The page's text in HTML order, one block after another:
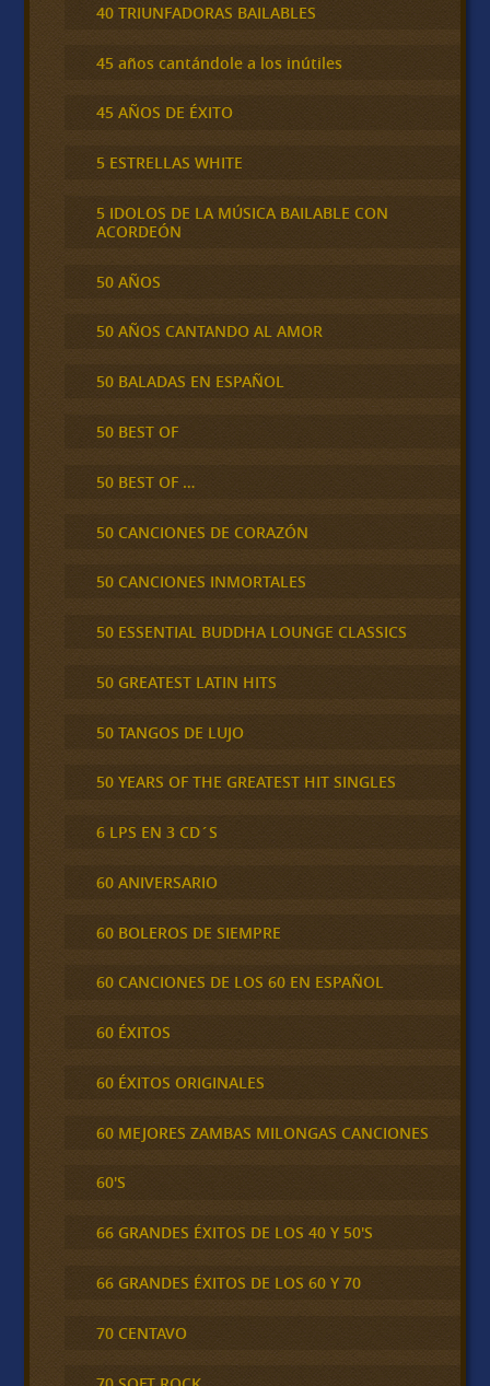
40 TRIUNFADORAS BAILABLES
45 años cantándole a los inútiles
45 AÑOS DE ÉXITO
5 ESTRELLAS WHITE
5 IDOLOS DE LA MÚSICA BAILABLE CON
ACORDEÓN
50 AÑOS
50 AÑOS CANTANDO AL AMOR
50 BALADAS EN ESPAÑOL
50 BEST OF
50 BEST OF …
50 CANCIONES DE CORAZÓN
50 CANCIONES INMORTALES
50 ESSENTIAL BUDDHA LOUNGE CLASSICS
50 GREATEST LATIN HITS
50 TANGOS DE LUJO
50 YEARS OF THE GREATEST HIT SINGLES
6 LPS EN 3 CD´S
60 ANIVERSARIO
60 BOLEROS DE SIEMPRE
60 CANCIONES DE LOS 60 EN ESPAÑOL
60 ÉXITOS
60 ÉXITOS ORIGINALES
60 MEJORES ZAMBAS MILONGAS CANCIONES
60'S
66 GRANDES ÉXITOS DE LOS 40 Y 50'S
66 GRANDES ÉXITOS DE LOS 60 Y 70
70 CENTAVO